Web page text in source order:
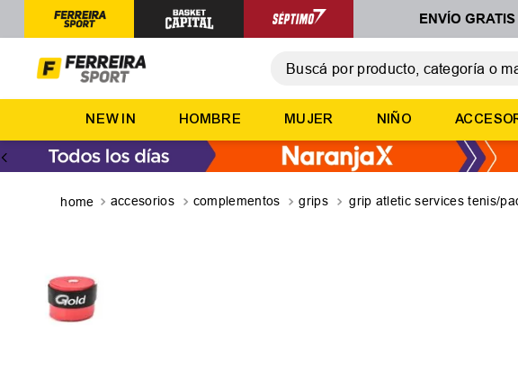
ENVÍO
TÉRMINOS MÁS
2
zapatillas
3.
basquet
NEW IN HOMBRE MUJER NIÑO
accesorios complementos grips grip atletic services tenis/